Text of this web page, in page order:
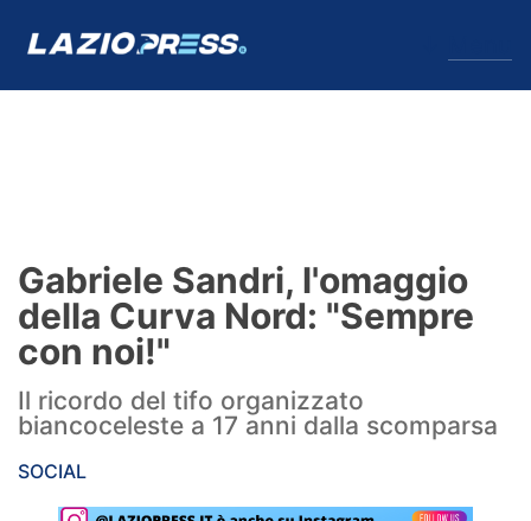
Formello
Infortuni
Primavera
Calciomercato
Lazio Women
Gabriele Sandri, l'omaggio
della Curva Nord: "Sempre
con noi!"
Il ricordo del tifo organizzato
biancoceleste a 17 anni dalla scomparsa
SOCIAL